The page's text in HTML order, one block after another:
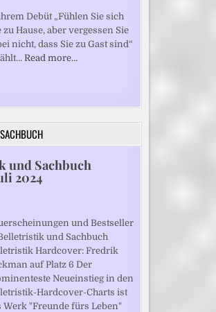
Debüt „Fühlen Sie sich
zu Hause, aber vergessen Sie
nicht, dass Sie zu Gast sind“
Read more…
SACHBUCH
und Sachbuch
2024
und Bestseller
und Sachbuch
Hardcover: Fredrik
auf Platz 6 Der
Neueinstieg in den
Hardcover-Charts ist
Werk "Freunde fürs Leben"